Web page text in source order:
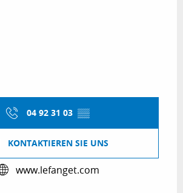
04 92 31 03 ▒▒
KONTAKTIEREN SIE UNS
www.lefanget.com